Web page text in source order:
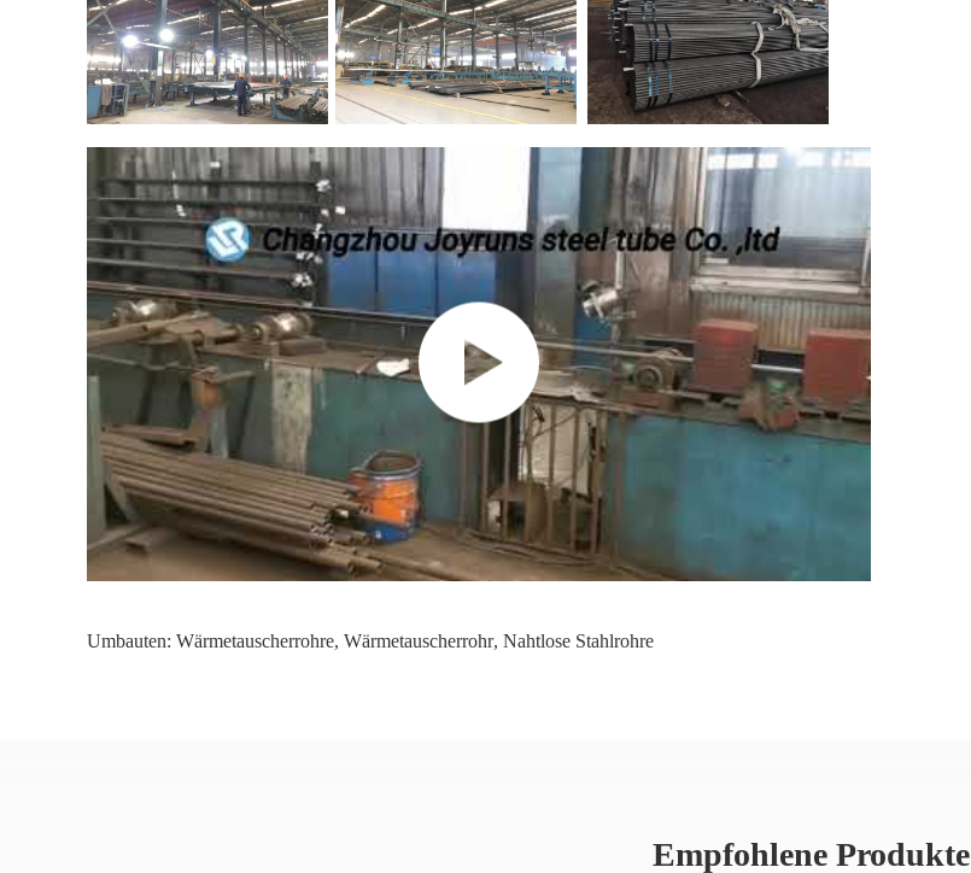
Umbauten: Wärmetauscherrohre, Wärmetauscherrohr, Nahtlose Stahlrohre
Empfohlene Produkte